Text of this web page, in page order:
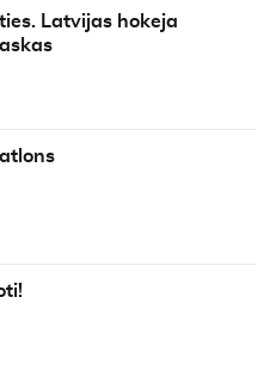
Latvijas hokeja